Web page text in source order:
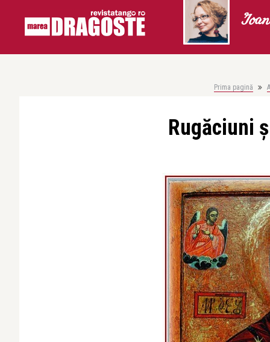
Prima pagină
Rugăciuni